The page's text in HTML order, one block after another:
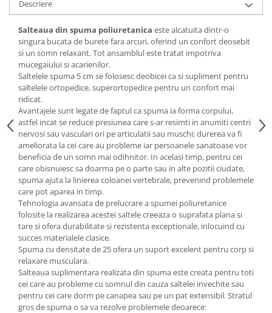
Mese gradinita
Scaune gradinita
Set mese si scaune gradinita
Mobilier copii
Mobila camera copii
Scaune birou pentru copii
Saltele patuturi copii
Paturi copii
Masa si scaune gradinita
Seturi comode living si dormitor
Descriere
Salteaua din spuma poliuretanica este alcatuita dintr-o
singura bucata de burete fara arcuri, oferind un confort deosebit
si un somn relaxant. Tot ansamblul este tratat impotriva
mucegaiului si acarienilor.
Saltelele spuma 5 cm se folosesc deobicei ca si supliment pentru
saltelele ortopedice, superortopedice pentru un confort mai
ridicat.
Avantajele sunt legate de faptul ca spuma ia forma corpului,
astfel incat se reduce presiunea care s-ar resimti in anumiti centri
nervosi sau vasculari ori pe articulatii sau muschi; durerea va fi
ameliorata la cei care au probleme iar persoanele sanatoase vor
beneficia de un somn mai odihnitor. In acelasi timp, pentru cei
care obisnuiesc sa doarma pe o parte sau in alte pozitii ciudate,
spuma ajuta la linierea coloanei vertebrale, prevenind problemele
care pot aparea in timp.
Tehnologia avansata de prelucrare a spumei poliuretanice
folosite la realizarea acestei saltele creeaza o suprafata plana si
tare si ofera durabilitate si rezistenta exceptionale, inlocuind cu
succes materialele clasice.
Spuma cu densitate de 25 ofera un suport excelent pentru corp si
relaxare musculara.
Salteaua suplimentara realizata din spuma este creata pentru toti
cei care au probleme cu somnul din cauza saltelei invechite sau
pentru cei care dorm pe canapea sau pe un pat extensibil. Stratul
gros de spuma o sa va rezolve problemele deoarece: